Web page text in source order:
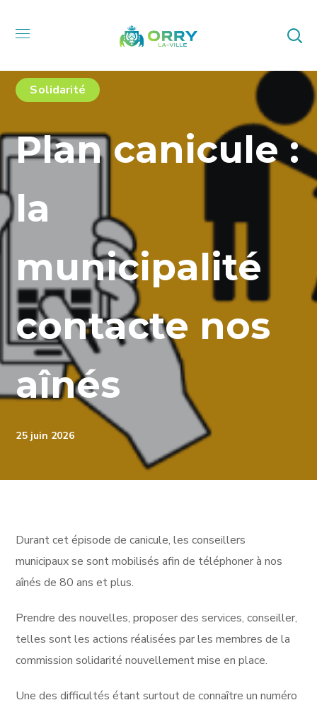
Solidarité
Plan canicule :
la
municipalité
contacte nos
aînés
25 juin 2026
Durant cet épisode de canicule, les conseillers
municipaux se sont mobilisés afin de téléphoner à nos
aînés de 80 ans et plus.
Prendre des nouvelles, proposer des services, conseiller,
telles sont les actions réalisées par les membres de la
commission solidarité nouvellement mise en place.
Une des difficultés étant surtout de connaître un numéro